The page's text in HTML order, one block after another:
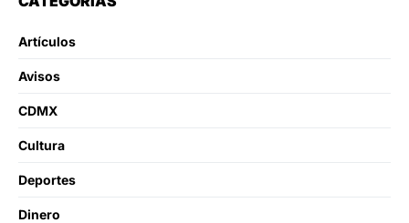
Artículos
Avisos
CDMX
Cultura
Deportes
Dinero